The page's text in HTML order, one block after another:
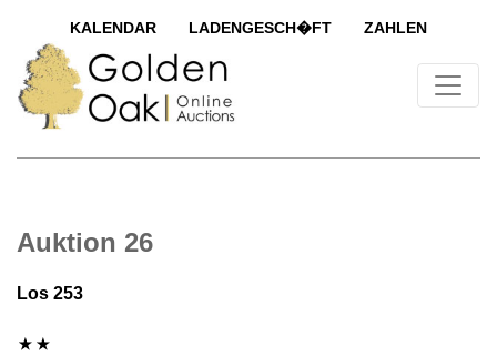
KALENDAR LADENGESCH�FT ZAHLEN
Auktion 26
Los 253